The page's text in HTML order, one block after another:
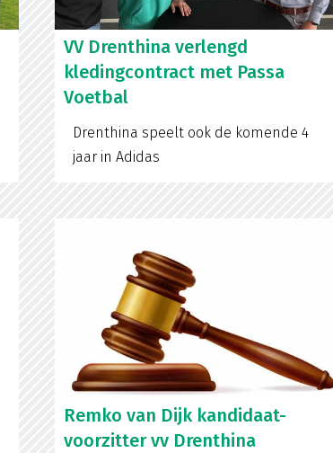
VV Drenthina verlengd
kledingcontract met Passa
Voetbal
Drenthina speelt ook de komende 4
jaar in Adidas
Remko van Dijk kandidaat-
voorzitter vv Drenthina